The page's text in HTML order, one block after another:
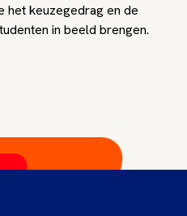
het keuzegedrag en de
in beeld brengen.